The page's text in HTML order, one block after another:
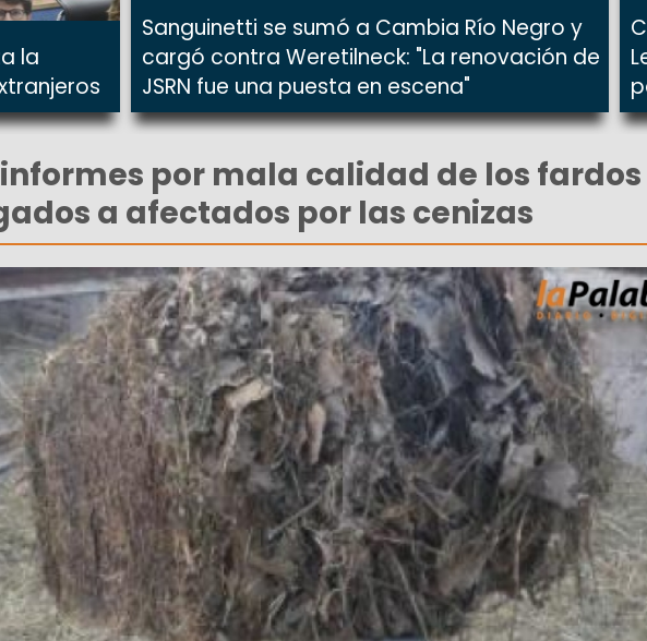
la
Sanguinetti se sumó a Cambia Río Negro y
cargó contra Weretilneck: "La renovación de
JSRN fue una puesta en escena"
por mala calidad de los fardos
a afectados por las cenizas